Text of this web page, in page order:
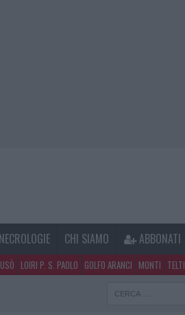
NECROLOGIE CHI SIAMO ABBONATI
LOIRI P. S. PAOLO GOLFO ARANCI MONTI TELTI